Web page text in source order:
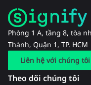
Phòng 1 A, tầng 8, tòa
Thành, Quận 1, TP. HCM
Liên hệ với chúng tôi
Theo dõi chúng tôi